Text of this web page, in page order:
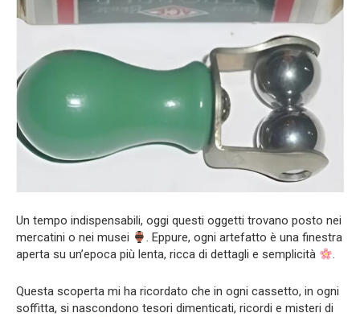
Un tempo indispensabili, oggi questi oggetti trovano posto nei
mercatini o nei musei
. Eppure, ogni artefatto è una finestra
aperta su un’epoca più lenta, ricca di dettagli e semplicità
.
Questa scoperta mi ha ricordato che in ogni cassetto, in ogni
soffitta, si nascondono tesori dimenticati, ricordi e misteri di